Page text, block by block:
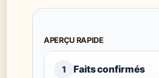
APERÇU RAPIDE
1 Faits confirmés